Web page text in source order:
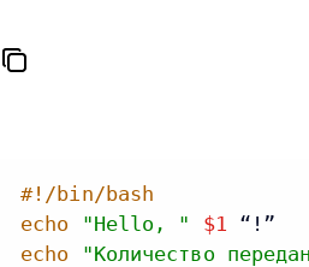
#!/bin/bash
echo
"Hello, " $1
echo
"Количество